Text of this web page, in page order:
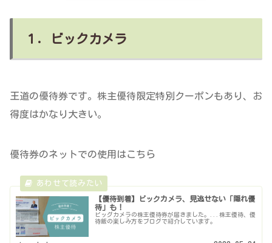
１．ビックカメラ
王道の優待券です。株主優待限定特別クーポンもあり、お
得度はかなり大きい。
優待券のネットでの使用はこちら
【優待到着】ビックカメラ、見逃せない「隠れ優
待」も！
ビッグカメラの株主優待券が届きました。...株主優待、優
待飯の楽しみ方をブログで紹介しています。